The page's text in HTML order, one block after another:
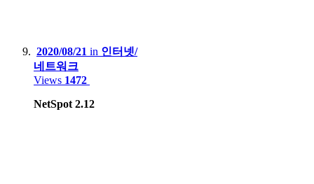
2020/08/21 in 인터넷/
네트워크
Views 1472
NetSpot 2.12